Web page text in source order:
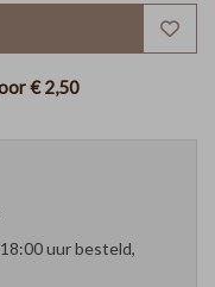
€ 2,50
uur besteld,